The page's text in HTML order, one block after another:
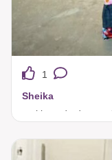
1
Sheika